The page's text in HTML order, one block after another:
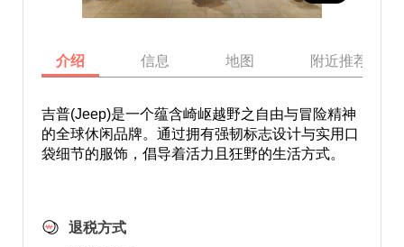
介绍 信息 地图 附近推荐景点
吉普(Jeep)是一个蕴含崎岖越野之自由与冒险精神
的全球休闲品牌。通过拥有强韧标志设计与实用口
袋细节的服饰，倡导着活力且狂野的生活方式。
退税方式